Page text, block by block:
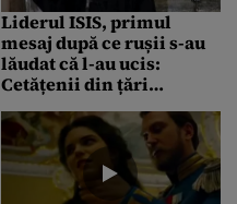
Liderul ISIS, primul
mesaj după ce rușii s-au
lăudat că l-au ucis:
Cetățenii din țări
„înspăimântați” de
atentate